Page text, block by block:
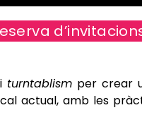
turntablismper crear
actual, amb les